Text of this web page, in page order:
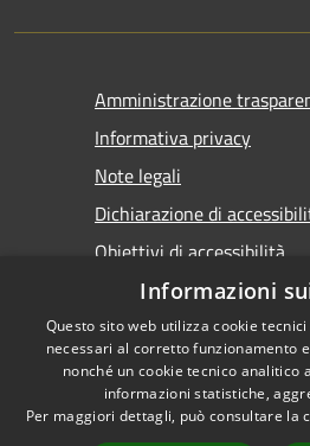
Amministrazione
Informativa privacy
Note legali
Dichiarazione di
Obiettivi di accessibilità
Accessibilità
Informazioni
Questo sito web utilizza cookie
necessari al corretto funzionamento
nonché un cookie tecnico analitico
informazioni statistiche,
Per maggiori dettagli, può consultare la